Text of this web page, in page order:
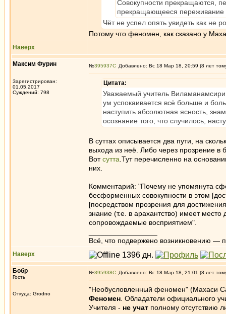
Совокупности прекращаются,
прекращающееся переживание
Чёт не успел опять увидеть как не
Потому что феномен, как сказано у
Наверх
Максим Фурин
Зарегистрирован:
01.05.2017
Суждений: 798
№395937 Добавлено: Вс 18 Мар 18, 20:59 (8 лет
Цитата:
Уважаемый учитель Виламанамсири
ум успокаивается всё больше и
наступить абсолютная ясность,
осознание того, что случилось,
В суттах описывается два пути, на
выхода из неё. Либо через прозрение в
Вотсутта .Тут перечисленно на
них.
Комментарий: "Почему не упомянута
бесформенных совокупности в этом
[посредством прозрения для
знание (т.е. в арахантство) имеет
сопровождаемые восприятием".
Всё, что подвержено возникновению —
Наверх
Бобр
Гость
Откуда: Grodno
№395938 Добавлено: Вс 18 Мар 18, 21:01 (8 лет
"Необусловленный феномен" (Махаси
Феномен . Обладатели официального
Учителя - не учат полному отсутствию